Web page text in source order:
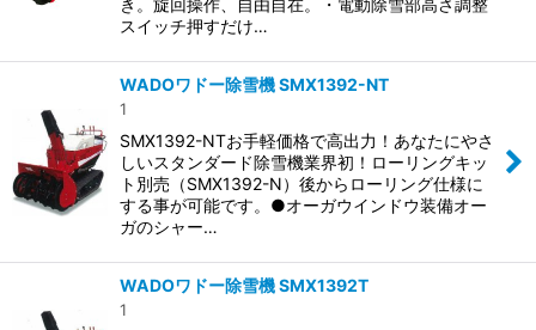
き。旋回操作、自由自在。・電動除雪部高さ調整
スイッチ押すだけ…
WADOワドー除雪機 SMX1392-NT
1
SMX1392-NTお手軽価格で高出力！あなたにやさ
しいスタンダード除雪機業界初！ローリングキッ
ト別売（SMX1392-N）後からローリング仕様に
する事が可能です。●オーガウインドウ装備オー
ガのシャー…
WADOワドー除雪機 SMX1392T
1